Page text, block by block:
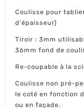
Coulisse pour
d'épaisseur)
Tiroir : 3mm
36mm fond de
Re-coupable à la
Coulisse non pré-
le coté en fonction
ou en façade.